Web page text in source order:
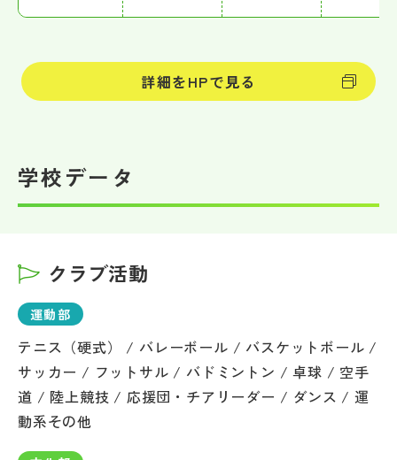
詳細をHPで見る
学校データ
クラブ活動
運動部
テニス（硬式） / バレーボール / バスケットボール /
サッカー / フットサル / バドミントン / 卓球 / 空手
道 / 陸上競技 / 応援団・チアリーダー / ダンス / 運
動系その他